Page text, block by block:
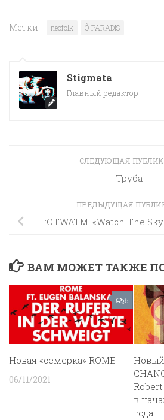
Метки: neofolk Ô PARADIS
Stigmata
Главный редактор
СЛЕДУЮЩАЯ
Труба
ПРЕДЫДУЩАЯ
:OTWATM: «Watch The
ВАМ МОЖЕТ ТАКЖЕ
5
Новая «семерка» ROME
06/11/2021
в
года